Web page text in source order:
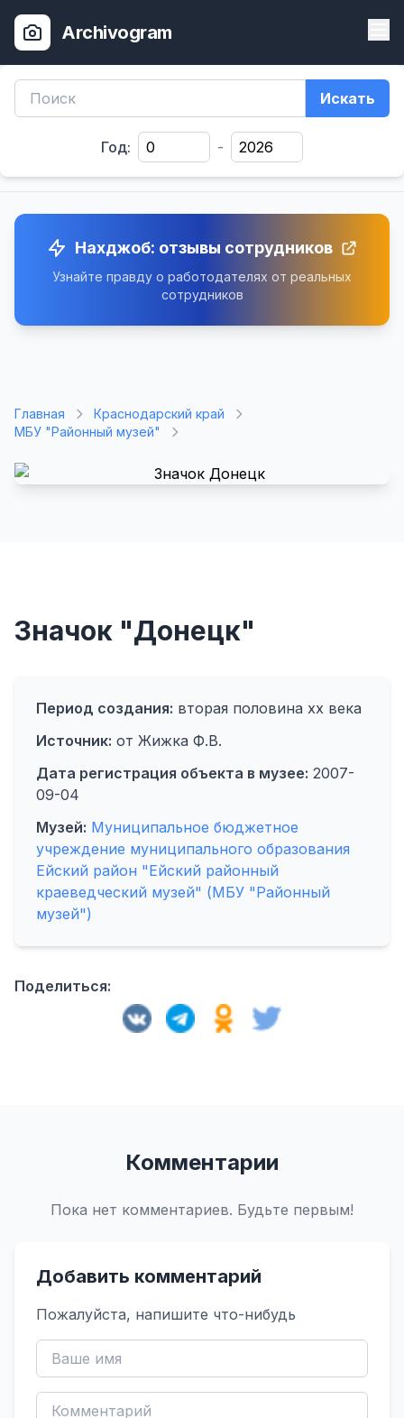
Archivogram
Искать
Год: -
Нахджоб: отзывы сотрудников
Узнайте правду о работодателях от реальных
сотрудников
Главная
Краснодарский край
МБУ "Районный музей"
Значок "Донецк"
Период создания: вторая половина хх века
Источник: от Жижка Ф.В.
Дата регистрация объекта в музее: 2007-
09-04
Музей: Муниципальное бюджетное
учреждение муниципального образования
Ейский район "Ейский районный
краеведческий музей" (МБУ "Районный
музей")
Поделиться:
Комментарии
Пока нет комментариев. Будьте первым!
Добавить комментарий
Пожалуйста, напишите что-нибудь